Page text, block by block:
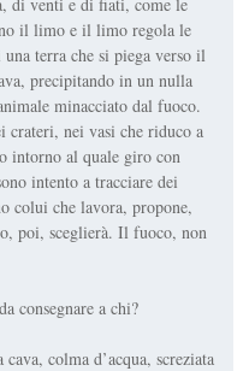
il limo e il limo regola le
terra che si piega verso il
precipitando in un nulla
minacciato dal fuoco.
crateri, nei vasi che riduco a
intorno al quale giro con
intento a tracciare dei
colui che lavora, propone,
poi, sceglierà. Il fuoco, non
consegnare a chi?
colma d’acqua, screziata